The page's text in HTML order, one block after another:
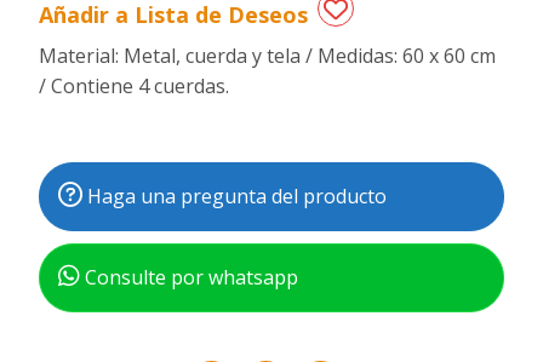
Añadir a Lista de Deseos
Material: Metal, cuerda y tela / Medidas: 60 x 60 cm
/ Contiene 4 cuerdas.
Haga una pregunta del producto
Consulte por whatsapp